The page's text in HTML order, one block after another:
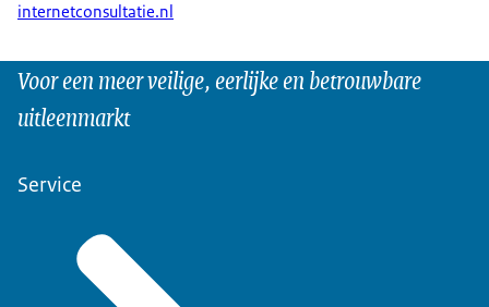
internetconsultatie.nl
Voor een meer veilige, eerlijke en betrouwbare
uitleenmarkt
Service